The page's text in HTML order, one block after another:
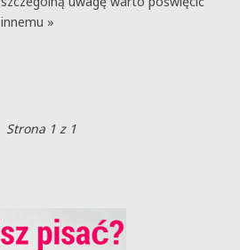
innemu »
Strona 1 z 1